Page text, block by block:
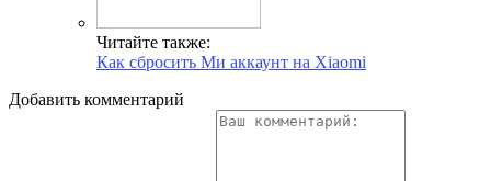
Читайте также:
Как сбросить Ми аккаунт на Xiaomi
Добавить комментарий